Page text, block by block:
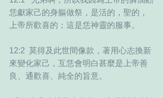
恁獻家己的身軀做祭，是活的，聖的，
上帝所歡喜的；這是恁神靈的服事。
12:2  莫得及此世間像款，著用心志換新
來變化家己，互恁會明白甚麼是上帝善
良、通歡喜、純全的旨意。